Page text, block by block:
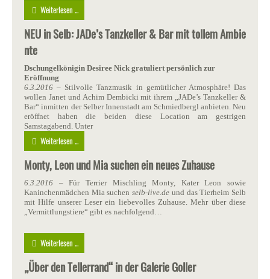
Weiterlesen ...
NEU in Selb: JADe’s Tanzkeller & Bar mit tollem Ambie
nte
Dschungelkönigin Desiree Nick gratuliert persönlich zur
Eröffnung
6.3.2016 – Stilvolle Tanzmusik in gemütlicher Atmosphäre! Das
wollen Janet und Achim Dembicki mit ihrem „JADe’s Tanzkeller &
Bar“ inmitten der Selber Innenstadt am Schmiedbergl anbieten. Neu
eröffnet haben die beiden diese Location am gestrigen
Samstagabend. Unter
Weiterlesen ...
Monty, Leon und Mia suchen ein neues Zuhause
6.3.2016 – Für Terrier Mischling Monty, Kater Leon sowie
Kaninchenmädchen Mia suchenselb-live.de und das Tierheim Selb
mit Hilfe unserer Leser ein liebevolles Zuhause. Mehr über diese
„Vermittlungstiere“ gibt es nachfolgend…
Weiterlesen ...
„Über den Tellerrand“ in der Galerie Goller